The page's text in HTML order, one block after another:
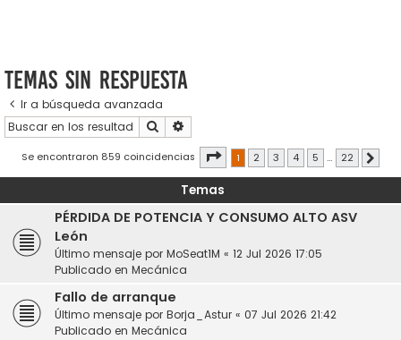
Temas sin respuesta
Ir a búsqueda avanzada
Buscar
Se encontraron 859 coincidencias Página de 22
1 2 3 4 5 … 22
Temas
PÉRDIDA DE POTENCIA Y CONSUMO ALTO ASV
León
Último mensaje por MoSeat1M « 12 Jul 2026 17:05
Publicado en Mecánica
Fallo de arranque
Último mensaje por Borja_Astur « 07 Jul 2026 21:42
Publicado en Mecánica